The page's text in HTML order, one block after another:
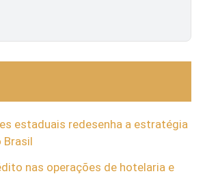
estaduais redesenha a estratégia
Brasil
nas operações de hotelaria e